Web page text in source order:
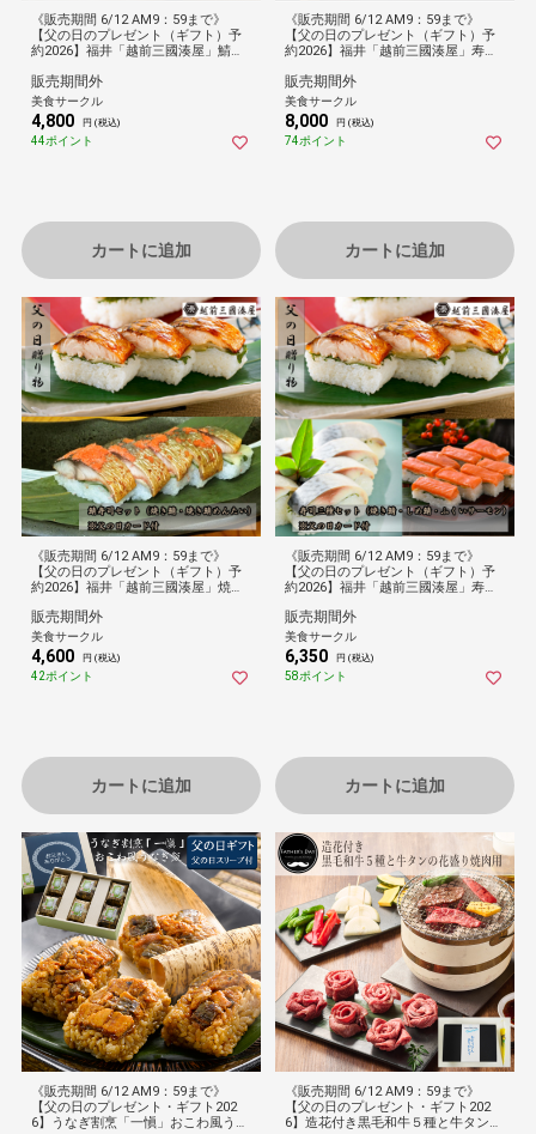
《販売期間 6/12 AM9：59まで》
【父の日のプレゼント（ギフト）予
約2026】福井「越前三國湊屋」鯖寿
ード付・送料無料]
販売期間外
美食サークル
4,800 円 (税込)
44ポイント
カートに追加
《販売期間 6/12 AM9：59まで》
【父の日のプレゼント（ギフト）予
約2026】福井「越前三國湊屋」寿司4
若狭牛ステーキ)[父の日カード付・送
料無料]
販売期間外
美食サークル
8,000 円 (税込)
74ポイント
カートに追加
《販売期間 6/12 AM9：59まで》
【父の日のプレゼント（ギフト）予
約2026】福井「越前三國湊屋」焼き
んたい)[父の日カード付・送料無料]
販売期間外
美食サークル
4,600 円 (税込)
42ポイント
カートに追加
《販売期間 6/12 AM9：59まで》
【父の日のプレゼント（ギフト）予
約2026】福井「越前三國湊屋」寿司3
[父の日カード付・送料無料]
販売期間外
美食サークル
6,350 円 (税込)
58ポイント
カートに追加
《販売期間 6/12 AM9：59まで》
【父の日のプレゼント・ギフト202
6】うなぎ割烹「一愼」おこわ風うな
《販売期間 6/12 AM9：59まで》
【父の日のプレゼント・ギフト202
6】造花付き黒毛和牛５種と牛タンの